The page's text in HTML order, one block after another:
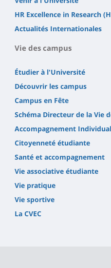
HR Excellence in Research
Actualités Internationales
Vie des campus
Étudier à l'Université
Découvrir les campus
Campus en Fête
Schéma Directeur de la Vie
Accompagnement
Citoyenneté étudiante
Santé et accompagnement
Vie associative étudiante
Vie pratique
Vie sportive
La CVEC